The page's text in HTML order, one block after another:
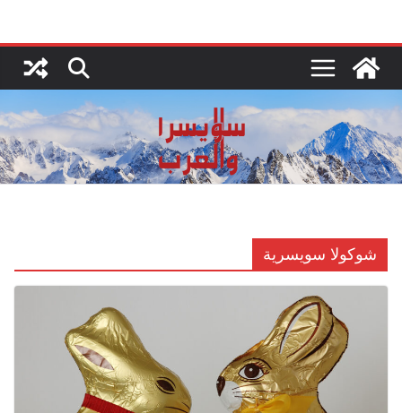
content
شوكولا سويسرية